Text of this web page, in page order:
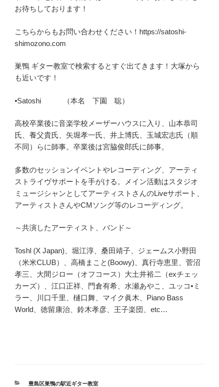
お待ちしております！
こちらからもお問い合わせください！https://satoshi-
shimozono.com
巣鴨 ギター教室で検索するとすぐ出てきます！大塚から
も近いです！
•Satoshi （本名 下園 聡）
高校卒業後に音楽学校メーザーハウスに入り、山本恭司
氏、養父貴氏、矢堀孝一氏、井上博氏、玉城宏志氏（順
不同）らに師事。卒業後は宮脇俊郎氏に師事。
多数のセッションイベントやレコーディング、アーティ
ストライヴサポートを手がける。メイン活動はスタジオ
ミュージシャンとしてアーティストさんのLiveサポート、
アーティストさんやCMソング等のレコーディング。
～共演したアーティスト、バンド～
Toshl (X Japan)、堀江淳、桑田靖子、ジェームス小野田
（米米CLUB）、高橋まこと(Boowy)、真行寺恵里、菅沼
孝三、大間ジロー（オフコース）大土井裕二（exチェッ
カーズ）、江口正祥、門倉有希、水瀬あやこ、ユッコ•ミ
ラー、川口千里、樋口舞、マイク眞木、Piano Bass
World、徳留康治、鈴木孝彦、王子楽団、etc…
カ
豊島区巣鴨の駅近ギター教室